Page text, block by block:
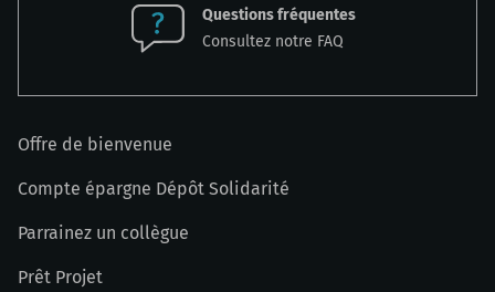
Questions fréquentes
Consultez notre FAQ
Offre de bienvenue
Compte épargne Dépôt Solidarité
Parrainez un collègue
Prêt Projet